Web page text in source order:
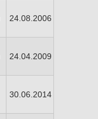
24.08.2006
24.04.2009
30.06.2014